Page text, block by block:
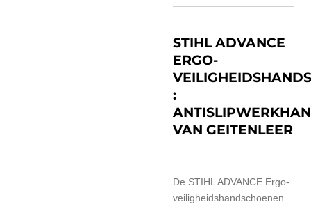
STIHL ADVANCE
ERGO-
:
VAN GEITENLEER
De STIHL ADVANCE Ergo-
veiligheidshandschoenen